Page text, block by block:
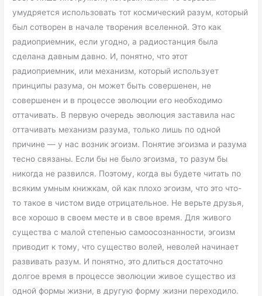
умудряется использовать тот космический разум, который
был сотворен в начале творения вселенной. Это как
радиоприемник, если угодно, а радиостанция была
сделана давным давно. И, понятно, что этот
радиоприемник, или механизм, который использует
принципы разума, он может быть совершенен, не
совершенен и в процессе эволюции его необходимо
оттачивать. В первую очередь эволюция заставила нас
оттачивать механизм разума, только лишь по одной
причине — у нас возник эгоизм. Понятие эгоизма и разума
тесно связаны. Если бы не было эгоизма, то разум бы
никогда не развился. Поэтому, когда вы будете читать по
всяким умным книжкам, ой как плохо эгоизм, что это что-
то такое в чистом виде отрицательное. Не верьте друзья,
все хорошо в своем месте и в свое время. Для живого
существа с малой степенью самоосознанности, эгоизм
приводит к тому, что существо волей, неволей начинает
развивать разум. И понятно, это длиться достаточно
долгое время в процессе эволюции живое существо из
одной формы жизни, в другую форму жизни переходило.